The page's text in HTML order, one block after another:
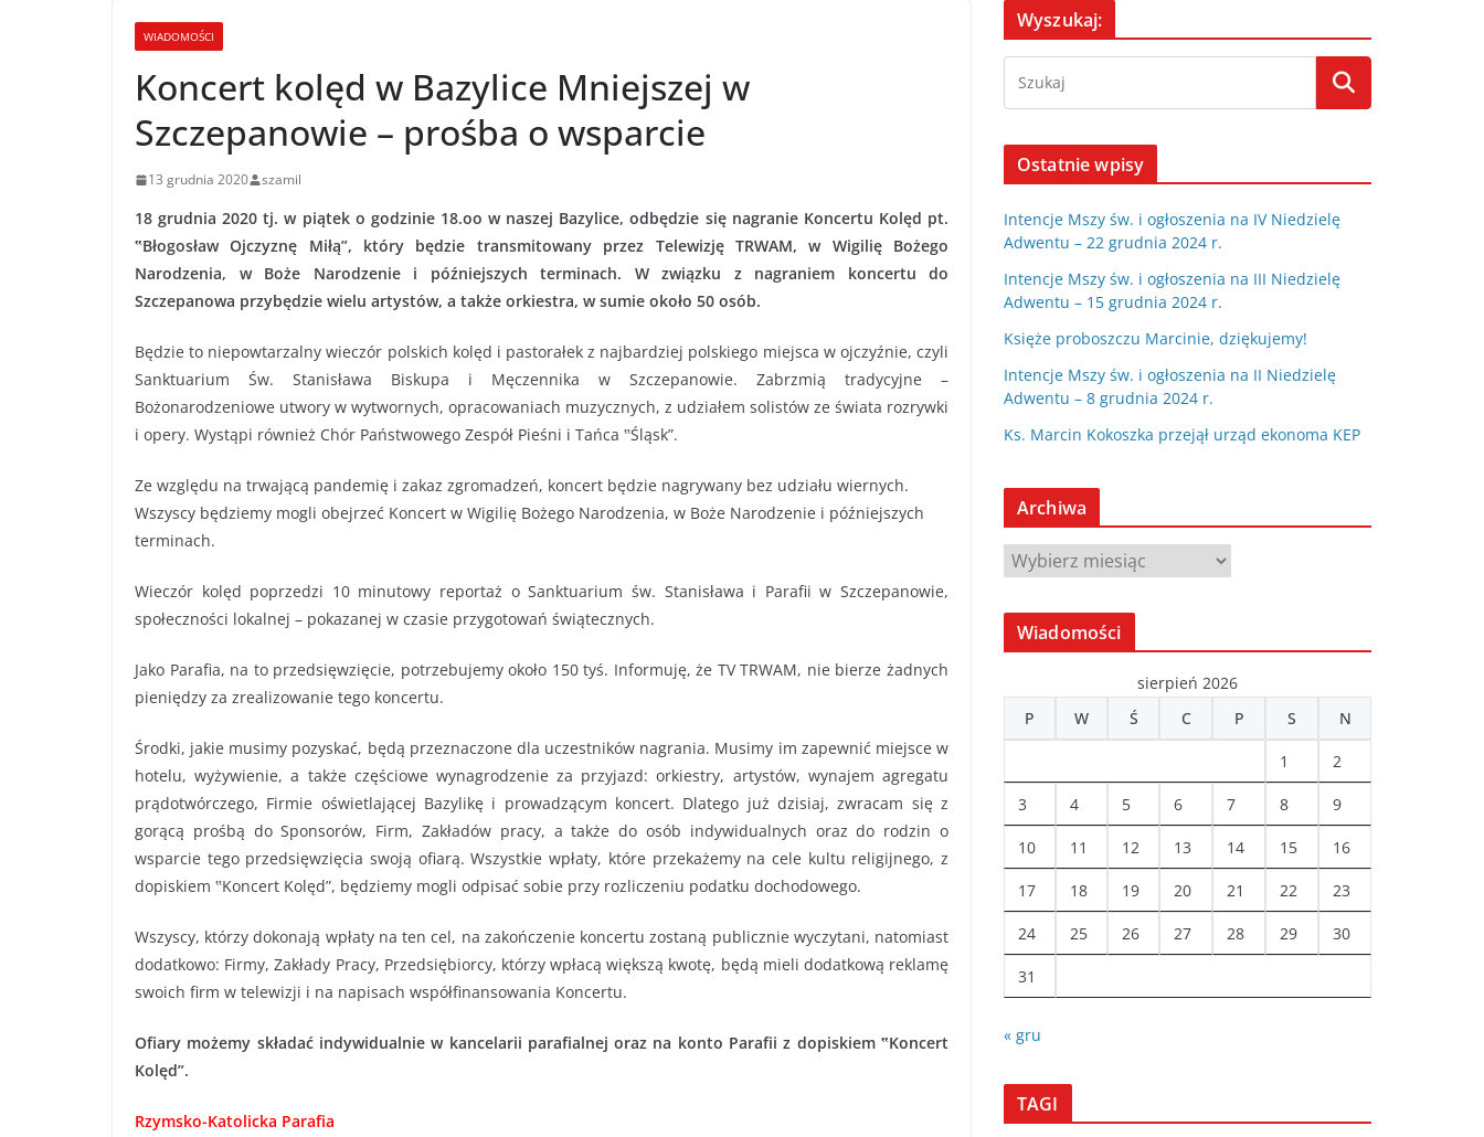
WIADOMOŚCI
Koncert kolęd w Bazylice Mniejszej w
Szczepanowie – prośba o wsparcie
13 grudnia 2020 szamil
18 grudnia 2020 tj. w piątek o godzinie 18.oo w naszej Bazylice, odbędzie się nagranie Koncertu Kolęd pt.
‟Błogosław Ojczyznę Miłą”, który będzie transmitowany przez Telewizję TRWAM, w Wigilię Bożego
Narodzenia, w Boże Narodzenie i późniejszych terminach. W związku z nagraniem koncertu do
Szczepanowa przybędzie wielu artystów, a także orkiestra, w sumie około 50 osób.
Będzie to niepowtarzalny wieczór polskich kolęd i pastorałek z najbardziej polskiego miejsca w ojczyźnie, czyli
Sanktuarium Św. Stanisława Biskupa i Męczennika w Szczepanowie. Zabrzmią tradycyjne –
Bożonarodzeniowe utwory w wytwornych, opracowaniach muzycznych, z udziałem solistów ze świata rozrywki
i opery. Wystąpi również Chór Państwowego Zespół Pieśni i Tańca ‟Śląsk”.
Ze względu na trwającą pandemię i zakaz zgromadzeń, koncert będzie nagrywany bez udziału wiernych.
Wszyscy będziemy mogli obejrzeć Koncert w Wigilię Bożego Narodzenia, w Boże Narodzenie i późniejszych
terminach.
Wieczór kolęd poprzedzi 10 minutowy reportaż o Sanktuarium św. Stanisława i Parafii w Szczepanowie,
społeczności lokalnej – pokazanej w czasie przygotowań świątecznych.
Jako Parafia, na to przedsięwzięcie, potrzebujemy około 150 tyś. Informuję, że TV TRWAM, nie bierze żadnych
pieniędzy za zrealizowanie tego koncertu.
Środki, jakie musimy pozyskać, będą przeznaczone dla uczestników nagrania. Musimy im zapewnić miejsce w
hotelu, wyżywienie, a także częściowe wynagrodzenie za przyjazd: orkiestry, artystów, wynajem agregatu
prądotwórczego, Firmie oświetlającej Bazylikę i prowadzącym koncert. Dlatego już dzisiaj, zwracam się z
gorącą prośbą do Sponsorów, Firm, Zakładów pracy, a także do osób indywidualnych oraz do rodzin o
wsparcie tego przedsięwzięcia swoją ofiarą. Wszystkie wpłaty, które przekażemy na cele kultu religijnego, z
dopiskiem ‟Koncert Kolęd”, będziemy mogli odpisać sobie przy rozliczeniu podatku dochodowego.
Wszyscy, którzy dokonają wpłaty na ten cel, na zakończenie koncertu zostaną publicznie wyczytani, natomiast
dodatkowo: Firmy, Zakłady Pracy, Przedsiębiorcy, którzy wpłacą większą kwotę, będą mieli dodatkową reklamę
swoich firm w telewizji i na napisach współfinansowania Koncertu.
Ofiary możemy składać indywidualnie w kancelarii parafialnej oraz na konto Parafii z dopiskiem ‟Koncert
Kolęd”.
Rzymsko-Katolicka Parafia
Wyszukaj:
Ostatnie wpisy
Intencje Mszy św. i ogłoszenia na IV Niedzielę
Adwentu – 22 grudnia 2024 r.
Intencje Mszy św. i ogłoszenia na III Niedzielę
Adwentu – 15 grudnia 2024 r.
Księże proboszczu Marcinie, dziękujemy!
Intencje Mszy św. i ogłoszenia na II Niedzielę
Adwentu – 8 grudnia 2024 r.
Ks. Marcin Kokoszka przejął urząd ekonoma KEP
Archiwa
A
r
c
w
Wiadomości
sierpień 2026
P
W Ś C P S N
1 2
3 4 5 6 7 8 9
10 11 12 13 14 15 16
17 18 19 20 21 22 23
24 25 26 27 28 29 30
31
« gru
TAGI